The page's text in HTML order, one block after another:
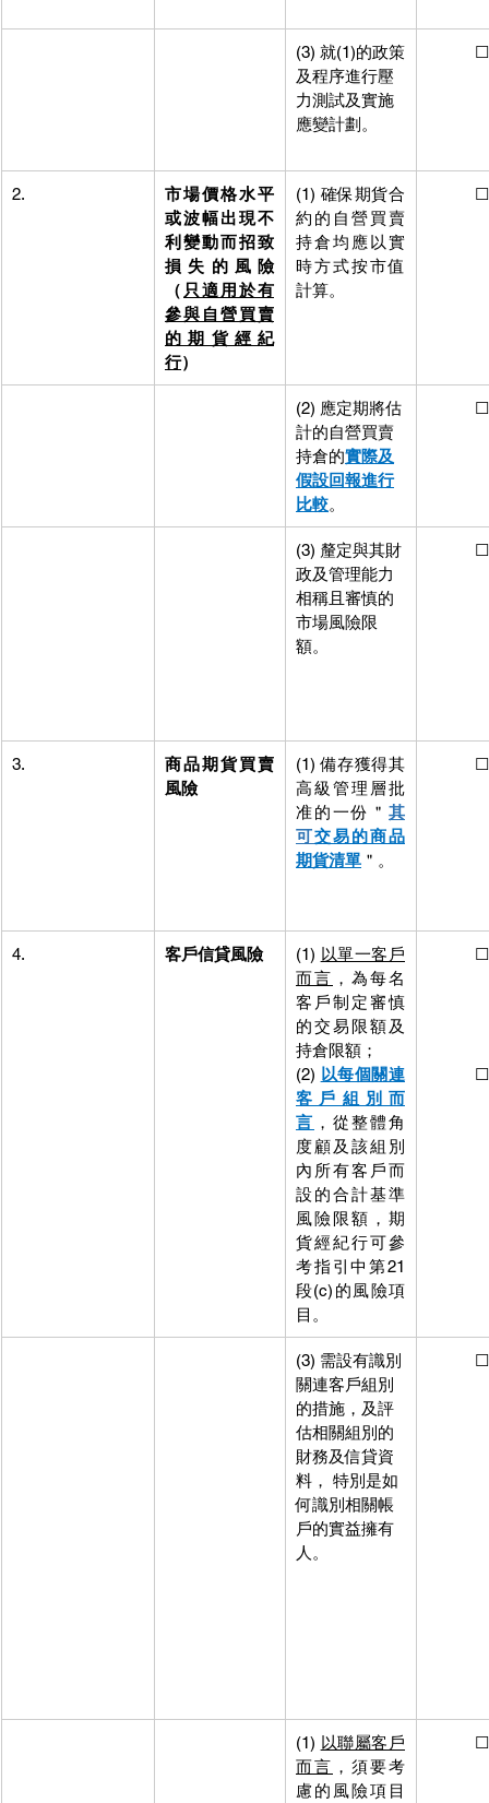
(3) 就(1)的政策
及程序進行壓
力測試及實施
應變計劃。
☐
2.
市場價格水平
或波幅出現不
利變動而招致
損失的風險
（ 只適用於有
參與自營買賣
的期貨經紀
行）
(1) 確保期貨合
約的自營買賣
持倉均應以實
時方式按市值
計算。
☐
(2) 應定期將估
計的自營買賣
持倉的實際及
假設回報進行
比較。
☐
(3) 釐定與其財
政及管理能力
相稱且審慎的
市場風險限
額。
☐
3.
商品期貨買賣
風險
(1) 備存獲得其
高級管理層批
准的一份＂ 其
可交易的商品
期貨清單 ＂。
☐
4. 客戶信貸風險 (1) 以單一客戶
而言 ，為每名
客戶制定審慎
的交易限額及
持倉限額；
(2) 以每個關連
客戶組別而
言 ，從整體角
度顧及該組別
內所有客戶而
設的合計基準
風險限額，期
貨經紀行可參
考指引中第21
段(c)的風險項
目。
☐
(3) 需設有識別
關連客戶組別
的措施，及評
估相關組別的
財務及信貸資
料， 特別是如
何識別相關帳
戶的實益擁有
人。
☐
(1) 以聯屬客戶
而言 ，須要考
慮的風險項目
☐